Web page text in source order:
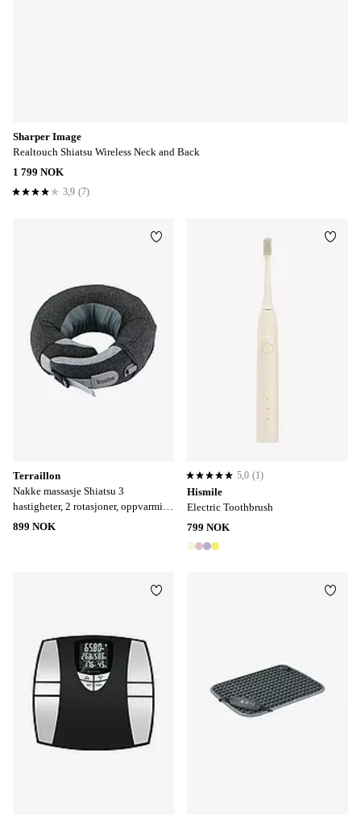
Sharper Image
Realtouch Shiatsu Wireless Neck and Back
1 799 NOK
3,9 basert på 7 karaktergivninger
3,9 (7)
Terraillon
Nakke massasje Shiatsu 3
hastigheter, 2 rotasjoner, oppvarming
og USB-C
899 NOK
Legg til favoritter
Hismile
Electric Toothbrush
799 NOK
4 farger
5,0 basert på 1 karaktergivninger
5,0 (1)
Legg til favoritter